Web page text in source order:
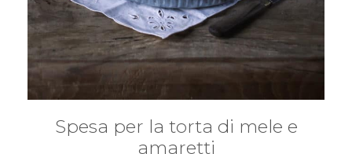
Spesa per la torta di mele e
amaretti